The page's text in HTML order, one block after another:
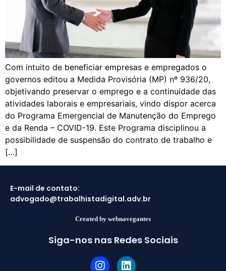
Com intuito de beneficiar empresas e empregados o
governos editou a Medida Provisória (MP) nº 936/20,
objetivando preservar o emprego e a continuidade das
atividades laborais e empresariais, vindo dispor acerca
do Programa Emergencial de Manutenção do Emprego
e da Renda – COVID-19. Este Programa disciplinou a
possibilidade de suspensão do contrato de trabalho e
[…]
E-mail de contato:
advogado@trabalhistadigital.adv.br
Created by webnavegantes
Siga-nos nas Redes Sociais